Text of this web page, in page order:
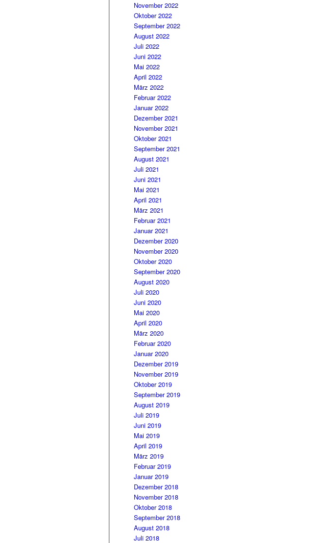
November 2022
Oktober 2022
September 2022
August 2022
Juli 2022
Juni 2022
Mai 2022
April 2022
März 2022
Februar 2022
Januar 2022
Dezember 2021
November 2021
Oktober 2021
September 2021
August 2021
Juli 2021
Juni 2021
Mai 2021
April 2021
März 2021
Februar 2021
Januar 2021
Dezember 2020
November 2020
Oktober 2020
September 2020
August 2020
Juli 2020
Juni 2020
Mai 2020
April 2020
März 2020
Februar 2020
Januar 2020
Dezember 2019
November 2019
Oktober 2019
September 2019
August 2019
Juli 2019
Juni 2019
Mai 2019
April 2019
März 2019
Februar 2019
Januar 2019
Dezember 2018
November 2018
Oktober 2018
September 2018
August 2018
Juli 2018